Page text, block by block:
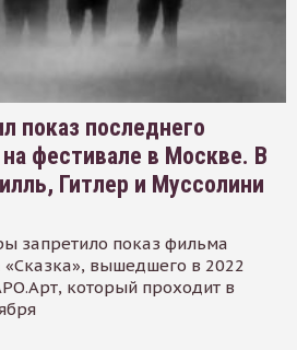
показ последнего
фестивале в Москве. В
Гитлер и Муссолини
запретило показ фильма
вышедшего в 2022
который проходит в